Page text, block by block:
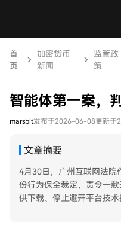
首
页
加密货币
新闻
监管政
策
智能体第一案，
marsbit发布于2026-06-08更新于
文章摘要
4月30日，广州互联网法院
份行为保全裁定，责令一
供下载、停止避开平台技